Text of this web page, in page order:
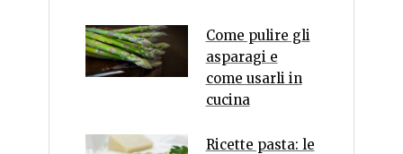
Come pulire gli
asparagi e
come usarli in
cucina
Ricette pasta: le